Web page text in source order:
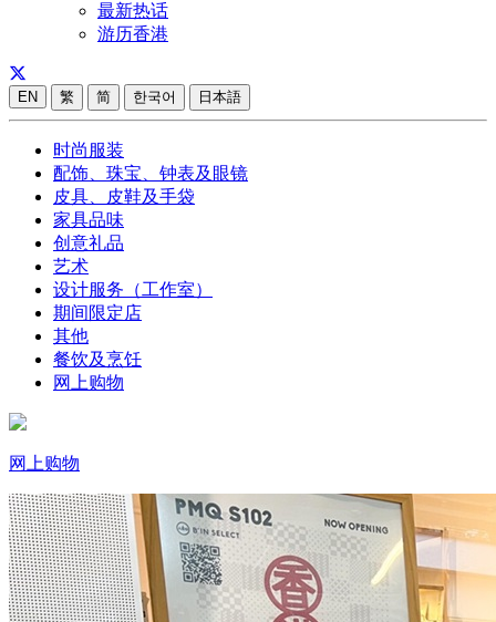
最新热话
游历香港
EN 繁 简 한국어 日本語
时尚服装
配饰、珠宝、钟表及眼镜
皮具、皮鞋及手袋
家具品味
创意礼品
艺术
设计服务（工作室）
期间限定店
其他
餐饮及烹饪
网上购物
网上购物